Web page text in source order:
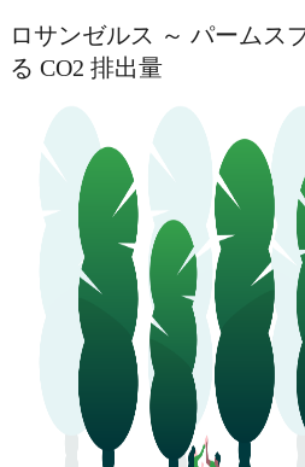
ロサンゼルス ～ パームス
る CO2 排出量